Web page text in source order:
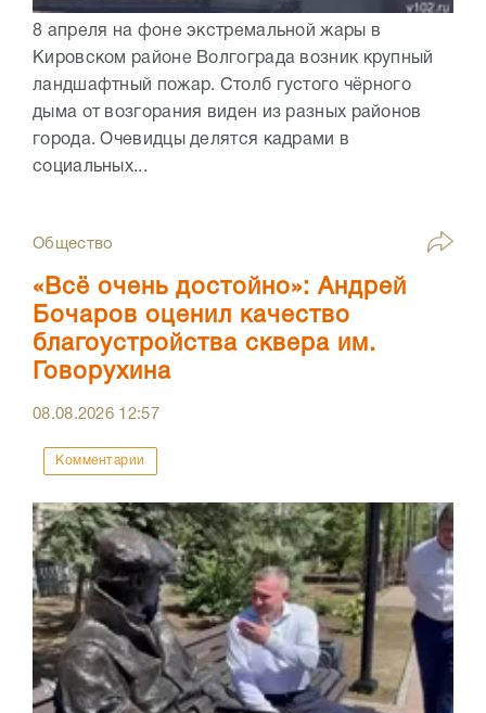
8 апреля на фоне экстремальной жары в
Кировском районе Волгограда возник крупный
ландшафтный пожар. Столб густого чёрного
дыма от возгорания виден из разных районов
города. Очевидцы делятся кадрами в
социальных...
Общество
«Всё очень достойно»: Андрей
Бочаров оценил качество
благоустройства сквера им.
Говорухина
08.08.2026 12:57
Комментарии